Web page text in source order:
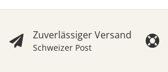
Zuverlässiger Versand
Schweizer Post